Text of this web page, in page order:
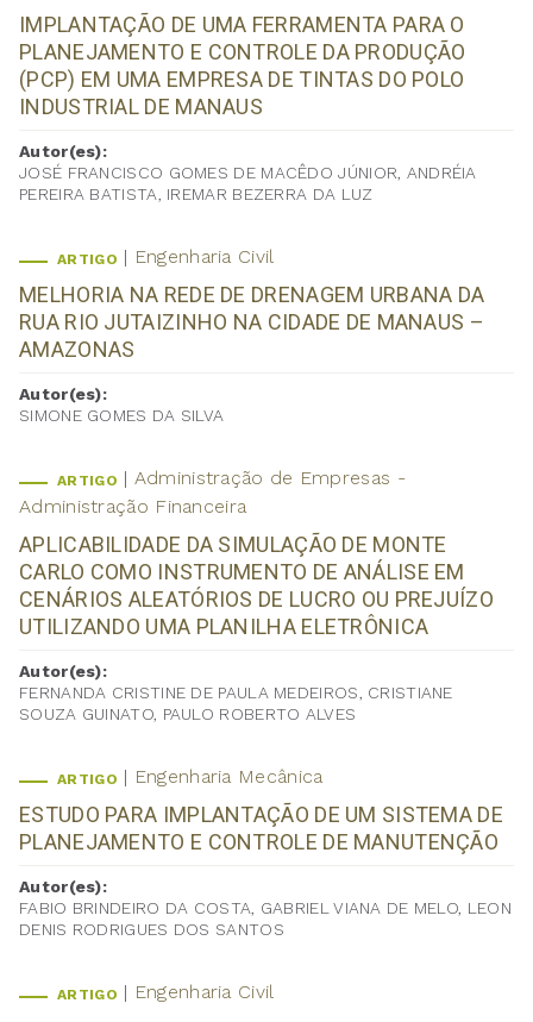
IMPLANTAÇÃO DE UMA FERRAMENTA PARA O
PLANEJAMENTO E CONTROLE DA PRODUÇÃO
(PCP) EM UMA EMPRESA DE TINTAS DO POLO
INDUSTRIAL DE MANAUS
Autor(es):
JOSÉ FRANCISCO GOMES DE MACÊDO JÚNIOR, ANDRÉIA
PEREIRA BATISTA, IREMAR BEZERRA DA LUZ
ARTIGO Engenharia Civil
MELHORIA NA REDE DE DRENAGEM URBANA DA
RUA RIO JUTAIZINHO NA CIDADE DE MANAUS –
AMAZONAS
Autor(es):
SIMONE GOMES DA SILVA
ARTIGO
Administração de Empresas -
Administração Financeira
APLICABILIDADE DA SIMULAÇÃO DE MONTE
CARLO COMO INSTRUMENTO DE ANÁLISE EM
CENÁRIOS ALEATÓRIOS DE LUCRO OU PREJUÍZO
UTILIZANDO UMA PLANILHA ELETRÔNICA
Autor(es):
FERNANDA CRISTINE DE PAULA MEDEIROS, CRISTIANE
SOUZA GUINATO, PAULO ROBERTO ALVES
ARTIGO Engenharia Mecânica
ESTUDO PARA IMPLANTAÇÃO DE UM SISTEMA DE
PLANEJAMENTO E CONTROLE DE MANUTENÇÃO
Autor(es):
FABIO BRINDEIRO DA COSTA, GABRIEL VIANA DE MELO, LEON
DENIS RODRIGUES DOS SANTOS
ARTIGO Engenharia Civil